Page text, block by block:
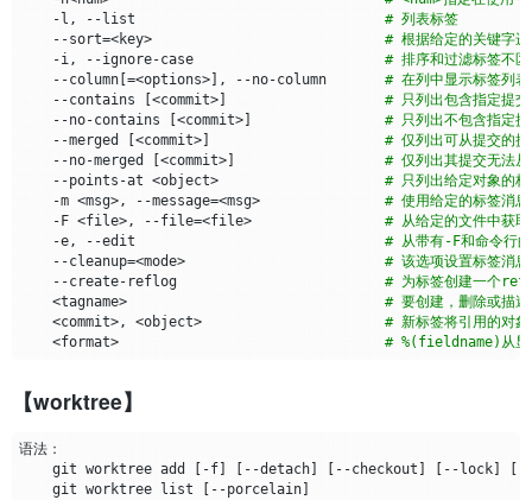
    -l, --list
# 列表标签
    --sort
=<key> # 根据给定的关键字
    -i, --ignore-case
# 排序和过滤标签不区
    --column
[=<options>] , --no-column # 在列中显示标签列表
    --contains
<commit>]
# 只列出包含指定提
    --no-contains
<commit>]
# 只列出不包含指定
    --merged
<commit>]
# 仅列出可从提交的
    --no-merged
<commit>]
# 仅列出其提交无法
    --points-at <object>
# 只列出给定对象的
    -m <msg>, --message
=<msg> # 使用给定的标签消
    -F <file>, --file
=<file> # 从给定的文件中获
    -e, --edit
# 从带有-F和命令行
    --cleanup
=<mode> # 该选项设置标签消息
    --create-reflog
# 为标签创建一个
    <tagname>
# 要创建，删除或描
    <commit>, <object>
# 新标签将引用的对象
    <format>
# %(fieldname)从显
【worktree】
    git worktree add
-f] --detach] --checkout --lock]
    git worktree list
--porcelain]